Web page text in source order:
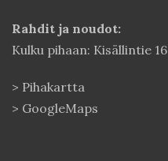
Rahdit ja noudot:
Kulku pihaan: Kisällintie 16
> Pihakartta
> GoogleMaps